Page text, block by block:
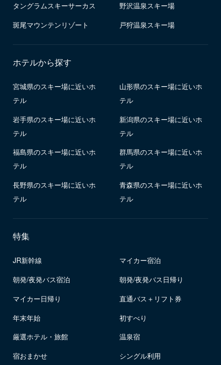
タングラムスキーサーカス
野沢温泉スキー場
斑尾マウンテンリゾート
戸狩温泉スキー場
ホテルから探す
宮城県のスキー場に近いホ
テル
山形県のスキー場に近いホ
テル
岩手県のスキー場に近いホ
テル
新潟県のスキー場に近いホ
テル
福島県のスキー場に近いホ
テル
群馬県のスキー場に近いホ
テル
長野県のスキー場に近いホ
テル
青森県のスキー場に近いホ
テル
特集
JR新幹線
マイカー宿泊
朝発/夜発バス宿泊
朝発/夜発バス日帰り
マイカー日帰り
直通バス＋リフト券
年末年始
初すべり
厳選ホテル・旅館
温泉宿
宿おまかせ
シングル利用